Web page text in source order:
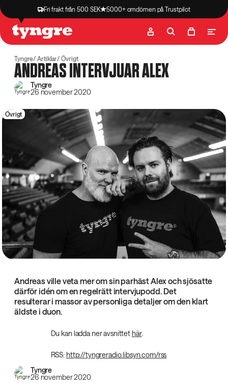
Fri frakt från 500 SEK 5000+ omdömen på Trustpilot
Butik Recept
Tyngre Artiklar Övrigt
ANDREAS INTERVJUAR ALEX
Tyngre
26 november 2020
Övrigt
Andreas ville veta mer om sin parhäst Alex och sjösatte
därför idén om en regelrätt intervjupodd. Det
resulterar i massor av personliga detaljer om den klart
äldste i duon.
Du kan ladda ner avsnittet här.
RSS: http://tyngreradio.libsyn.com/rss
Tyngre
26 november 2020